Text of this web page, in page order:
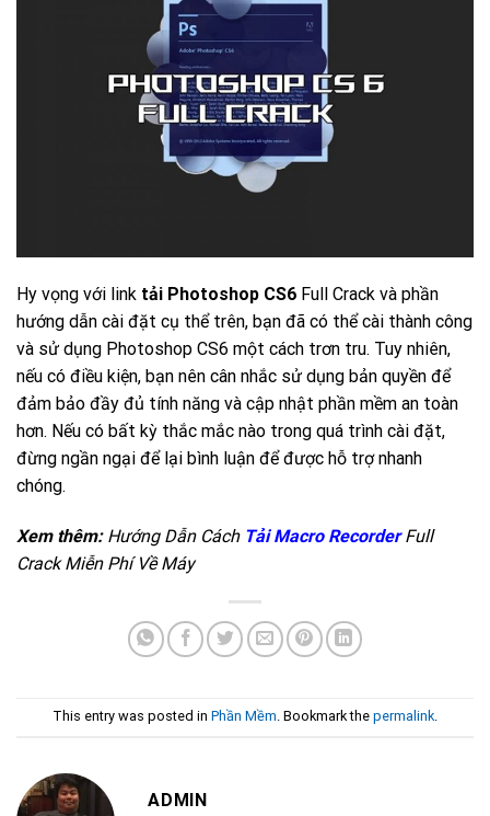
Hy vọng với link tải Photoshop CS6 Full Crack và phần
hướng dẫn cài đặt cụ thể trên, bạn đã có thể cài thành công
và sử dụng Photoshop CS6 một cách trơn tru. Tuy nhiên,
nếu có điều kiện, bạn nên cân nhắc sử dụng bản quyền để
đảm bảo đầy đủ tính năng và cập nhật phần mềm an toàn
hơn. Nếu có bất kỳ thắc mắc nào trong quá trình cài đặt,
đừng ngần ngại để lại bình luận để được hỗ trợ nhanh
chóng.
Xem thêm: Hướng Dẫn Cách Tải Macro RecorderFull
Crack Miễn Phí Về Máy
This entry was posted in Phần Mềm. Bookmark the permalink.
ADMIN